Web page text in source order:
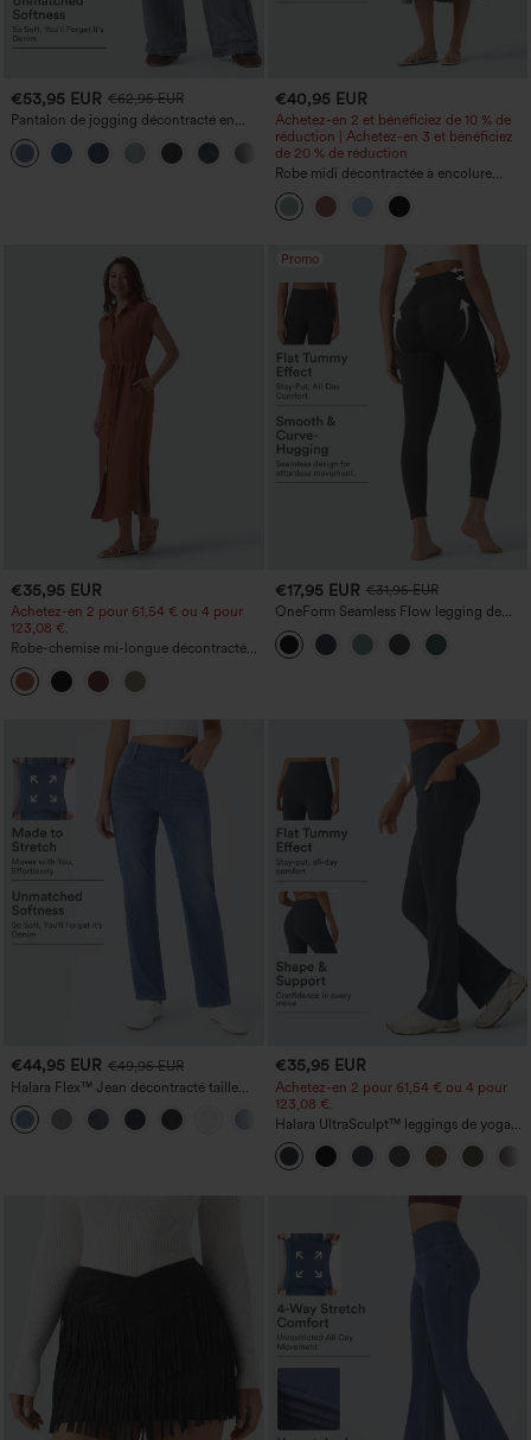
€53,95 EUR €62,95 EUR
Pantalon de jogging décontracté en
French terry à imprimé denim, taille mi-
haute, style jean, avec poches
€40,95 EUR
Achetez-en 2 et bénéficiez de 10 % de
réduction | Achetez-en 3 et bénéficiez
de 20 % de réduction
Robe midi décontractée à encolure
ronde, sans manches, avec soutien-
gorge intégré et ourlet à volants
€35,95 EUR
Achetez-en 2 pour 61,54 € ou 4 pour
123,08 €.
Robe-chemise mi-longue décontractée
à col, mancherons, ceinturée, ourlet
fendu incurvé et poches
Promo
€17,95 EUR €31,95 EUR
OneForm Seamless Flow legging de
yoga taille haute, gainant pour le ventre
et effet rehausseur de fesses
€44,95 EUR €49,95 EUR
Halara Flex™ Jean décontracté taille
haute, jambe droite, délavé, avec poches
+3
€35,95 EUR
Achetez-en 2 pour 61,54 € ou 4 pour
123,08 €.
Halara UltraSculpt™ leggings de yoga
taille haute, gainants avec contrôle du
ventre, coupe bootcut, à poches